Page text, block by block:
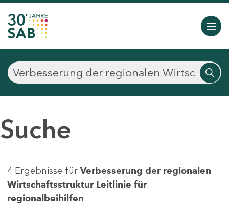
Suche
4 Ergebnisse für Verbesserung der regionalen
Wirtschaftsstruktur Leitlinie für
regionalbeihilfen